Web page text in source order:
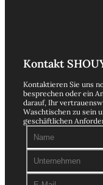
Kontakt
Kontaktieren Sie uns
besprechen oder ein
darauf, Ihr
Waschtischen zu sein
geschäftlichen